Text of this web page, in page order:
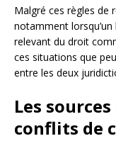
Malgré ces règles de
notamment
relevant du droit
ces situations que
entre les deux
Les
conflits de